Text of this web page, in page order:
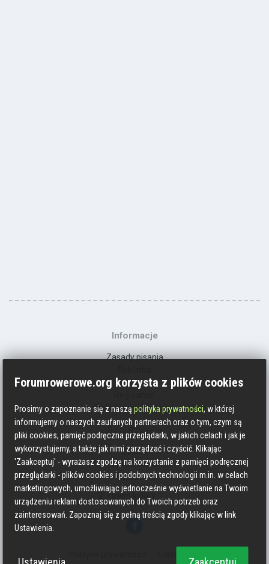
Informacje
Zasady pisania
Kontakt
Polityka prywatności
Social media
Strava
Endomondo
Facebook
Zmień kolory
Forumrowerowe.org korzysta z plików cookies
Prosimy o zapoznanie się z nasząpolityka prywatności, w której
informujemy o naszych zaufanych partnerach oraz o tym, czym są
pliki cookies, pamięć podręczna przeglądarki, w jakich celach i jak je
wykorzystujemy, a także jak nimi zarządzać i czyścić. Klikając
'Zaakceptuj' - wyrażasz zgodzę na korzystanie z pamięci podręcznej
przeglądarki - plików cookies i podobnych technologii m.in. w celach
marketingowych, umożliwiając jednocześnie wyświetlanie na Twoim
urządzeniu reklam dostosowanych do Twoich potrzeb oraz
zainteresowań. Zapoznaj się z pełną treścią zgody klikając w link
Ustawienia.